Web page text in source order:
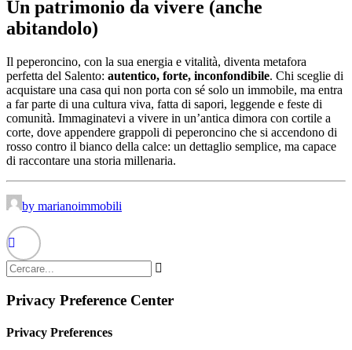
Un patrimonio da vivere (anche
abitandolo)
Il peperoncino, con la sua energia e vitalità, diventa metafora
perfetta del Salento: autentico, forte, inconfondibile. Chi sceglie di
acquistare una casa qui non porta con sé solo un immobile, ma entra
a far parte di una cultura viva, fatta di sapori, leggende e feste di
comunità. Immaginatevi a vivere in un’antica dimora con cortile a
corte, dove appendere grappoli di peperoncino che si accendono di
rosso contro il bianco della calce: un dettaglio semplice, ma capace
di raccontare una storia millenaria.
by marianoimmobili
Privacy Preference Center
Privacy Preferences